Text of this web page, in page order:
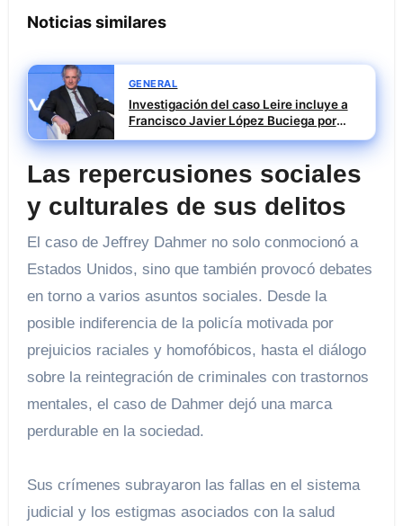
Noticias similares
GENERAL
Investigación del caso Leire incluye a
Francisco Javier López Buciega por
posible tráfico de influencias
Las repercusiones sociales
y culturales de sus delitos
El caso de Jeffrey Dahmer no solo conmocionó a
Estados Unidos, sino que también provocó debates
en torno a varios asuntos sociales. Desde la
posible indiferencia de la policía motivada por
prejuicios raciales y homofóbicos, hasta el diálogo
sobre la reintegración de criminales con trastornos
mentales, el caso de Dahmer dejó una marca
perdurable en la sociedad.
Sus crímenes subrayaron las fallas en el sistema
judicial y los estigmas asociados con la salud